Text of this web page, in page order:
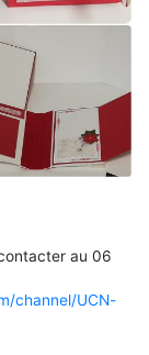
au 06
channel/UCN-